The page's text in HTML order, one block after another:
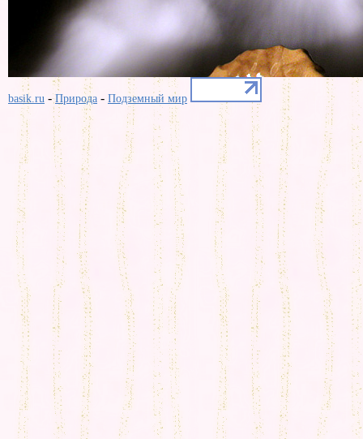
basik.ru -Природа - Подземный мир